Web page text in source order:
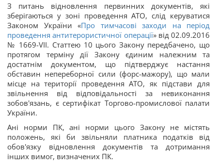
З питань відновлення первинних документів, які
зберігаються у зоні проведення АТО, слід керуватися
Законом України «Про тимчасові заходи на період
проведення антитерористичної операції» від 02.09.2016
№ 1669-VII. Статтею 10 цього Закону передбачено, що
протягом терміну дії Закону єдиним належним та
достатнім документом, що підтверджує настання
обставин непереборної сили (форс-мажору), що мали
місце на території проведення АТО, як підстави для
звільнення від відповідальності за невиконання
зобов'язань, є сертифікат Торгово-промислової палати
України.
Ані норми ПК, ані норми цього Закону не містять
положень, які би звільняли платника податків від
обов'язку відновлення документів та дотримання
інших вимог, визначених ПК.